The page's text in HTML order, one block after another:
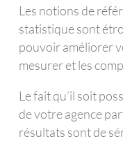
Les notions de
statistique sont
pouvoir améliorer
mesurer et les
Le fait qu’il soit
de votre agence
résultats sont de